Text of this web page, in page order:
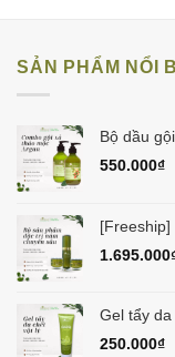
SẢN PHẨM NỔI
Bộ dầu
550.000₫
1.695.000
Gel tẩy
250.000₫